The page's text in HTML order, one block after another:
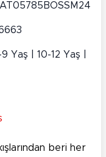
Yaş | 10-12 Yaş |
beri her